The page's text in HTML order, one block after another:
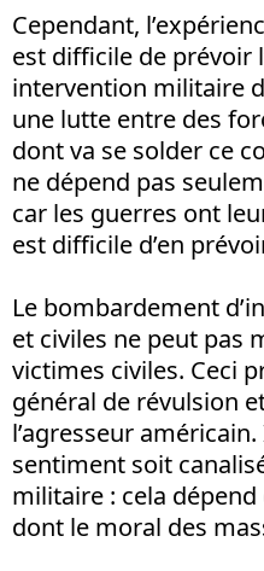
Cependant,
est difficile de prévoir
intervention militaire
une lutte entre des
dont va se solder ce
ne dépend pas
car les guerres ont
est difficile d’en
Le bombardement
et civiles ne peut pas
victimes civiles. Ceci
général de révulsion
l’agresseur
sentiment soit
militaire : cela
dont le moral des